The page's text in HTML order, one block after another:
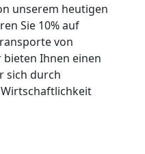
unserem heutigen
Sie 10% auf
von
bieten Ihnen einen
sich durch